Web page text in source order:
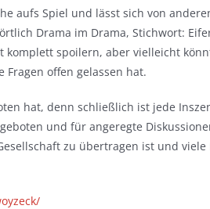
aufs Spiel und lässt sich von
Drama im Drama, Stichwort:
spoilern, aber vielleicht
Fragen offen gelassen hat.
hat, denn schließlich ist jede
und für angeregte
zu übertragen ist und